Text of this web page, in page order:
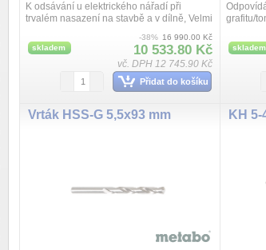
K odsávání u elektrického nářadí při
trvalém nasazení na stavbě a v dílně, Velmi
kamenného prachu, Vysavač pro suché a
mokré v...
skladem
-38% 16 990.00 Kč
10 533.80 Kč
vč. DPH 12 745.90 Kč
Přidat do košíku
grafitu/
skladem
Vrták HSS-G 5,5x93 mm KH